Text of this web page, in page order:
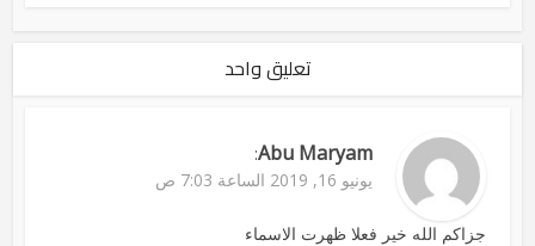
تعليق واحد
Abu Maryam
:
يونيو 16, 2019 الساعة 7:03 ص
جزاكم الله خير فعلا ظهرت الاسماء